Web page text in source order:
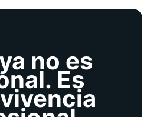
no es
Es